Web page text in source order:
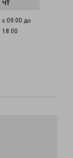
с 09:00 до
18:00